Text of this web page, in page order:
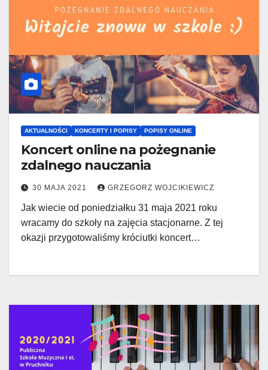
AKTUALNOŚCI KONCERTY I POPISY POPISY ONLINE
Koncert online na pożegnanie
zdalnego nauczania
30 MAJA 2021 GRZEGORZ WOJCIKIEWICZ
Jak wiecie od poniedziałku 31 maja 2021 roku
wracamy do szkoły na zajęcia stacjonarne. Z tej
okazji przygotowaliśmy króciutki koncert…